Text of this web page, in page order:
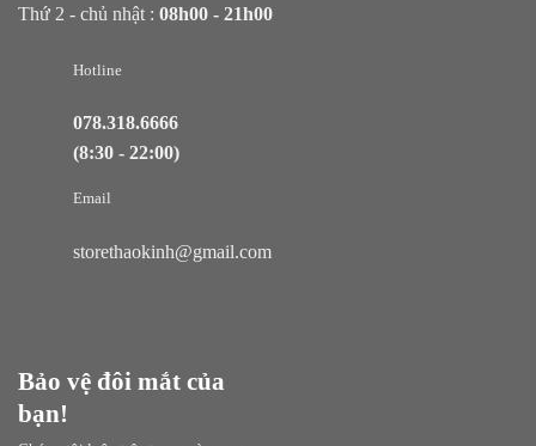
Bảo vệ đôi mắt của
bạn!
Thứ 2 - chủ nhật : 08h00 - 21h00
Hotline
078.318.6666
(8:30 - 22:00)
Email
storethaokinh@gmail.com